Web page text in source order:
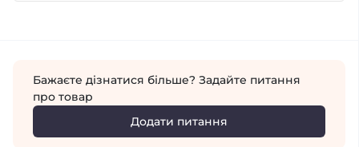
Бажаєте дізнатися більше? Задайте питання
про товар
Додати питання